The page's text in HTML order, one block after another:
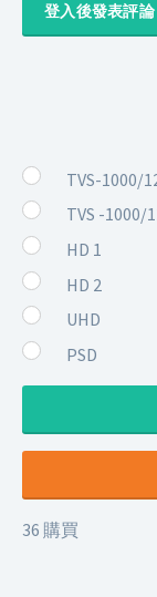
登入後發表評論
TVS-1000/
TVS -1000/
HD 1
HD 2
UHD
PSD
36 購買